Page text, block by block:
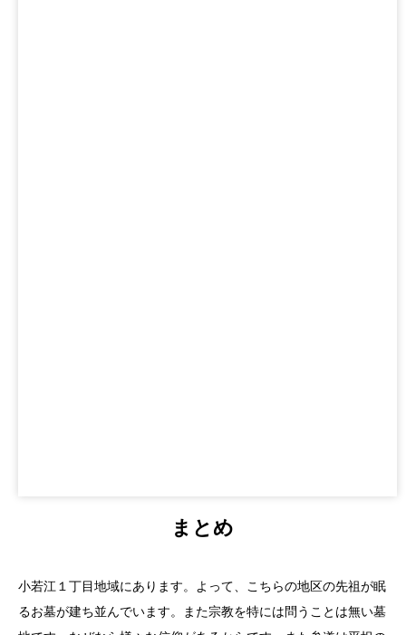
まとめ
小若江１丁目地域にあります。よって、こちらの地区の先祖が眠
るお墓が建ち並んでいます。また宗教を特には問うことは無い墓